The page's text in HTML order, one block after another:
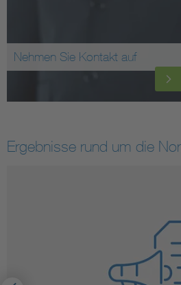
Nehmen Sie Kontakt auf
Ergebnisse rund um die